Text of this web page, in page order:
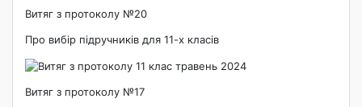
Витяг з протоколу №20
Про вибір підручників для 11-х класів
Витяг з протоколу №17